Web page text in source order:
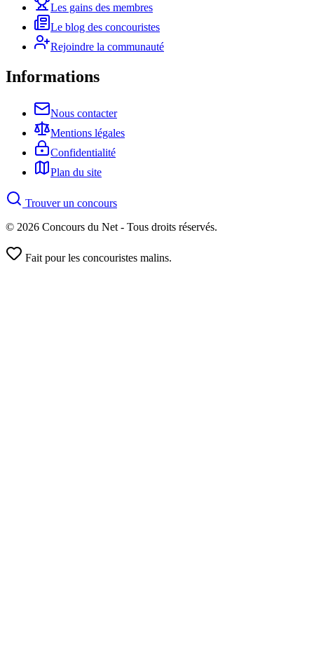
Les gains des membres
Le blog des concouristes
Rejoindre la communauté
Informations
Nous contacter
Mentions légales
Confidentialité
Plan du site
Trouver un concours
© 2026 Concours du Net - Tous droits réservés.
Fait pour les concouristes malins.